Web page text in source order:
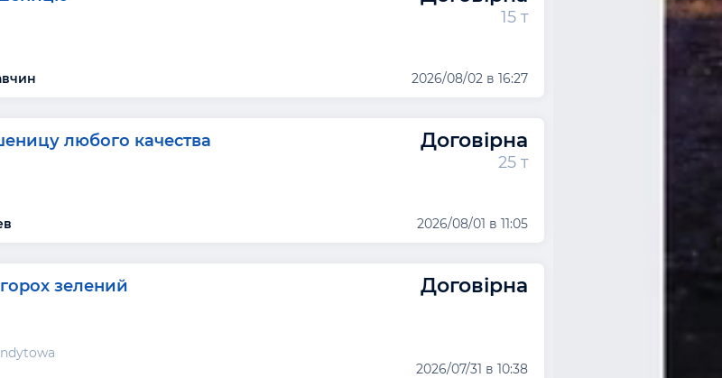
15 т
2026/08/02 в 16:27
любого качества Договірна
25 т
2026/08/01 в 11:05
зелений Договірна
2026/07/31 в 10:38